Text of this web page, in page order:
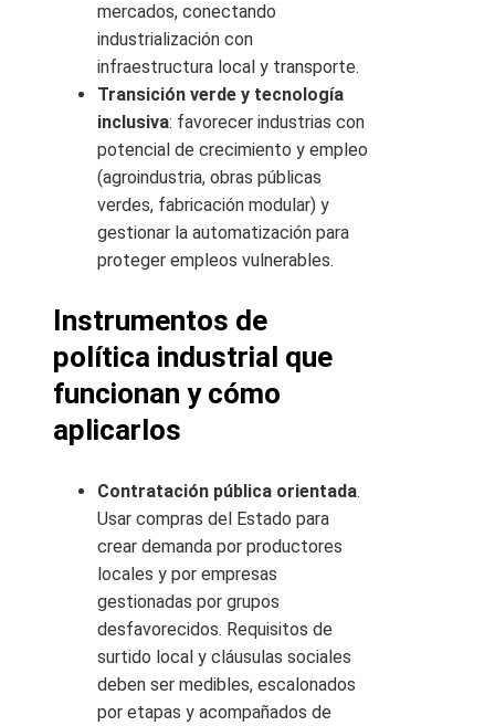
mercados, conectando
industrialización con
infraestructura local y transporte.
Transición verde y tecnologí­a
inclusiva: favorecer industrias con
potencial de crecimiento y empleo
(agroindustria, obras públicas
verdes, fabricación modular) y
gestionar la automatización para
proteger empleos vulnerables.
Instrumentos de
política industrial que
funcionan y cómo
aplicarlos
Contratación pública orientada.
Usar compras del Estado para
crear demanda por productores
locales y por empresas
gestionadas por grupos
desfavorecidos. Requisitos de
surtido local y cláusulas sociales
deben ser medibles, escalonados
por etapas y acompañados de